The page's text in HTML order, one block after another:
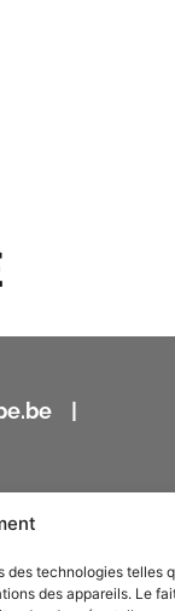
des technologies telles
des appareils. Le
Neupré
by Visible